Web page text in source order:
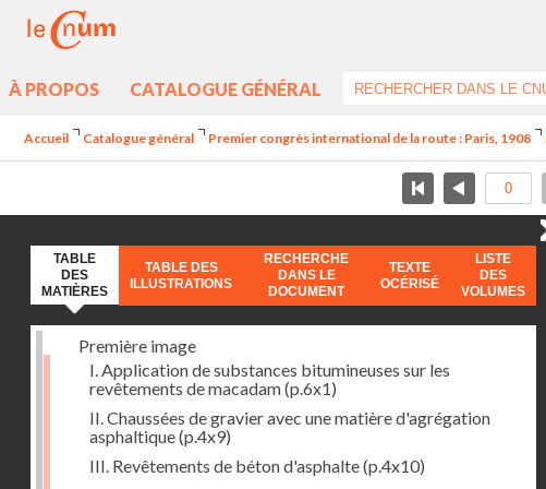
À PROPOS CATALOGUE GÉNÉRAL
Accueil Catalogue général Premier congrès international de la route : Paris, 1908
TABLE
DES
MATIÈRES
TABLE DES
ILLUSTRATIONS
RECHERCHE
DANS LE
DOCUMENT
TEXTE
OCÉRISÉ
LISTE
DES
VOLUMES
Première image
I. Application de substances bitumineuses sur les
revêtements de macadam(p.6x1)
II. Chaussées de gravier avec une matière d'agrégation
asphaltique(p.4x9)
III. Revêtements de béton d'asphalte(p.4x10)